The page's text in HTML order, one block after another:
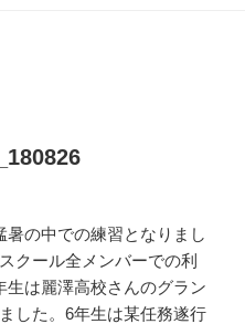
の中での練習となりまし
クール全メンバーでの利
生は麗澤高校さんのグラン
した。6年生は某任務遂行